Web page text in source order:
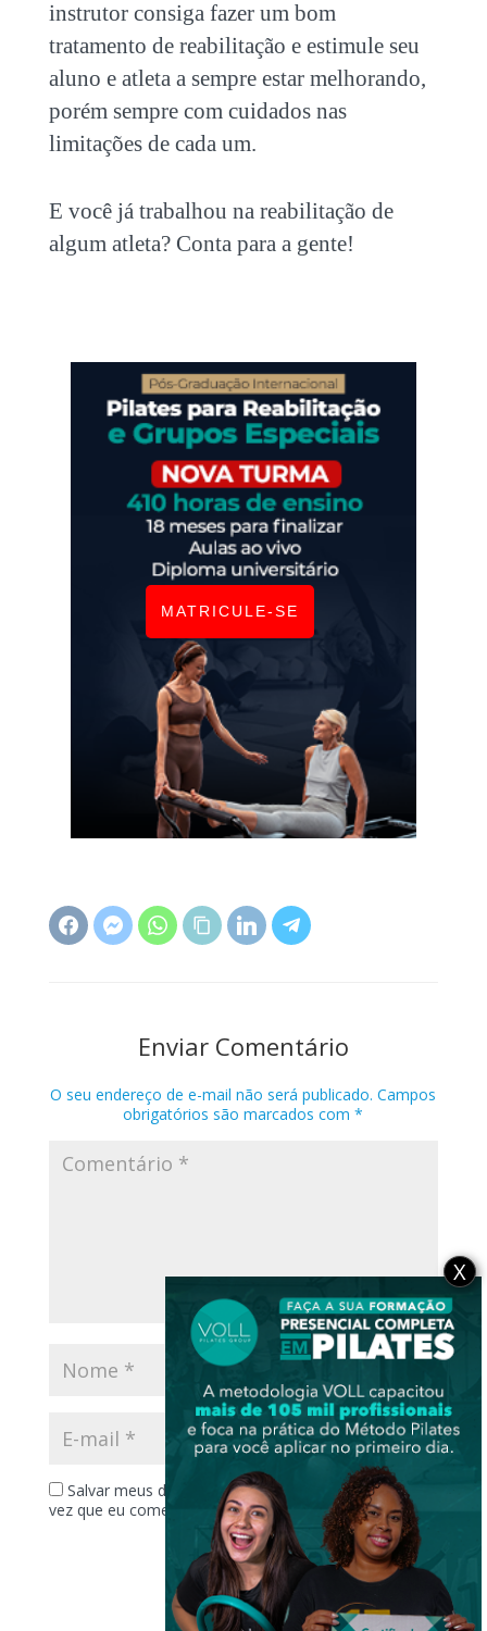
instrutor consiga fazer um bom
tratamento de reabilitação e estimule seu
aluno e atleta a sempre estar melhorando,
porém sempre com cuidados nas
limitações de cada um.
E você já trabalhou na reabilitação de
algum atleta? Conta para a gente!
MATRICULE-SE
Enviar Comentário
O seu endereço de e-mail não será publicado. Campos
obrigatórios são marcados com*
Salvar meus dados neste navegador para a próxima
vez que eu comentar.
X